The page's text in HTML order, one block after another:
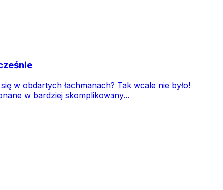
w obdartych łachmanach? Tak wcale nie było!
w bardziej skomplikowany...